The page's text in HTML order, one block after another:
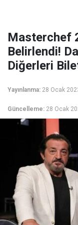
Masterchef
Belirlendi!
Diğerleri
Yayınlanma: 28 Ocak
Güncelleme: 28 Ocak